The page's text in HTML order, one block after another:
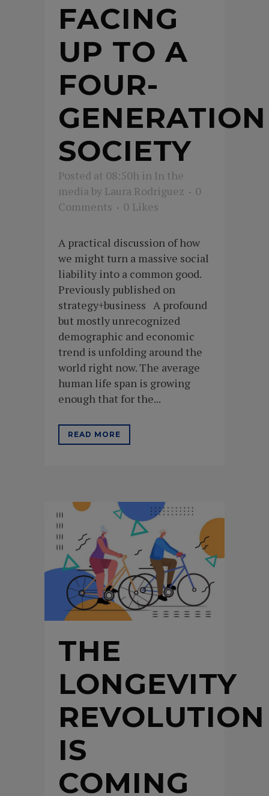
FACING
UP TO A
FOUR-
GENERATION
SOCIETY
Posted at 08:50h in In the
media by Laura Rodriguez
0
Comments
0 Likes
A practical discussion of how
we might turn a massive social
liability into a common good.
Previously published on
strategy+business A profound
but mostly unrecognized
demographic and economic
trend is unfolding around the
world right now. The average
human life span is growing
enough that for the...
READ MORE
THE
LONGEVITY
REVOLUTION
IS
COMING